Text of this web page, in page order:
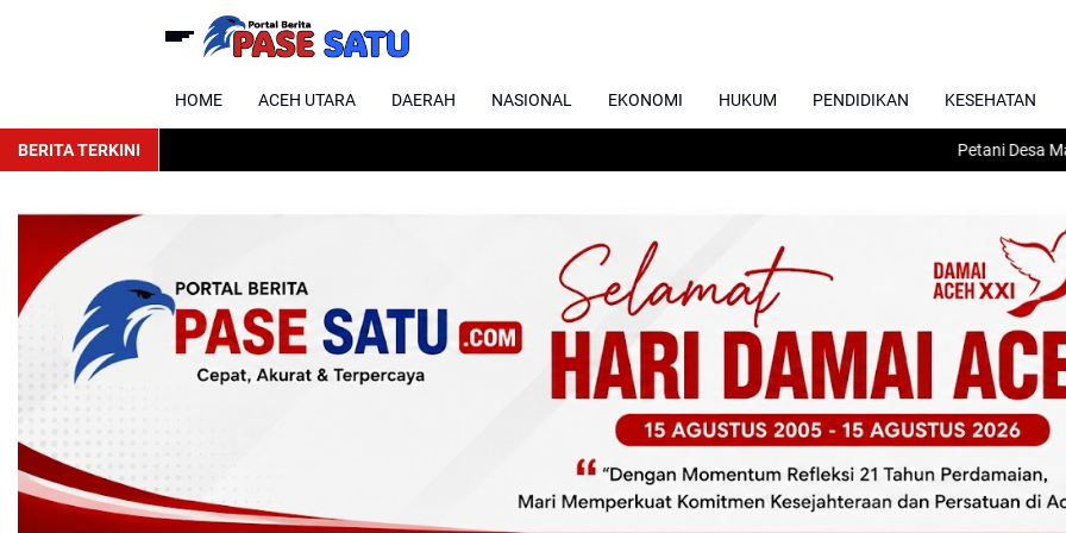
HOME ACEH UTARA DAERAH NASIONAL EKONOMI HUKUM PENDIDIKAN KESEHATAN
BERITA TERKINI Petani Desa Matang